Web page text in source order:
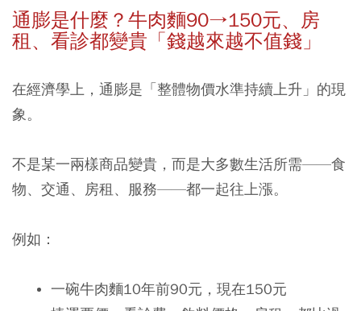
通膨是什麼？牛肉麵90→150元、房
租、看診都變貴「錢越來越不值錢」
在經濟學上，通膨是「整體物價水準持續上升」的現
象。
不是某一兩樣商品變貴，而是大多數生活所需——食
物、交通、房租、服務——都一起往上漲。
例如：
一碗牛肉麵10年前90元，現在150元